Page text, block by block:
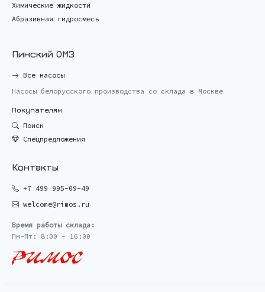
Химические жидкости
Абразивная гидросмесь
Пинский ОМЗ
Все насосы
Насосы белорусского производства со склада в Москве
Покупателям
Поиск
Спецпредложения
Контакты
+7 499 995-09-49
welcome@rimos.ru
Время работы склада:
Пн-Пт: 8:00 - 16:00